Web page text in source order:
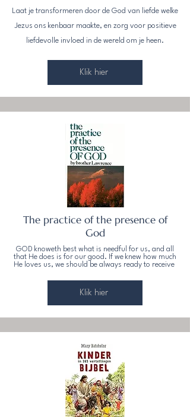
Laat je transformeren door de God van liefde welke
Jezus ons kenbaar maakte, en zorg voor positieve
liefdevolle invloed in de wereld om je heen.
Klik hier
The practice of the presence of
God
GOD knoweth best what is needful for us, and all
that He does is for our good. If we knew how much
He loves us, we should be always ready to receive
Klik hier